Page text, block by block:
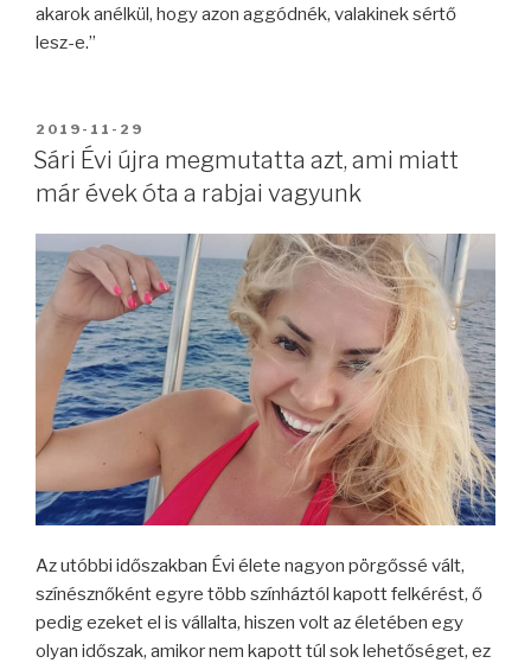
akarok anélkül, hogy azon aggódnék, valakinek sértő
lesz-e.”
BEKÜLDVE:
2019-11-29
Sári Évi újra megmutatta azt, ami miatt
már évek óta a rabjai vagyunk
Az utóbbi időszakban Évi élete nagyon pörgőssé vált,
színésznőként egyre több színháztól kapott felkérést, ő
pedig ezeket el is vállalta, hiszen volt az életében egy
olyan időszak, amikor nem kapott túl sok lehetőséget, ez